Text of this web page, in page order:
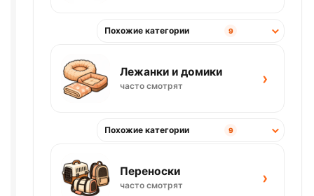
Похожие категории 9
Лежанки и домики
часто смотрят ›
Похожие категории 9
Переноски
часто смотрят ›